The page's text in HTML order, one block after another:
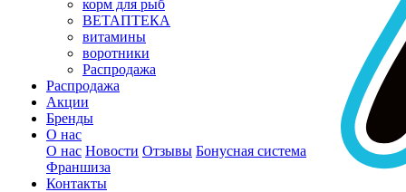
корм для рыб
ВЕТАПТЕКА
витамины
воротники
Распродажа
Распродажа
Акции
Бренды
О нас
О нас Новости Отзывы Бонусная система
Франшиза
Контакты